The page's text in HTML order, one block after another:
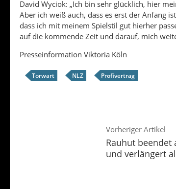
David Wyciok: „Ich bin sehr glücklich, hier
Aber ich weiß auch, dass es erst der Anfang
dass ich mit meinem Spielstil gut hierher
auf die kommende Zeit und darauf, mich
Presseinformation Viktoria Köln
Torwart NLZ Profivertrag
Vorheriger Artikel
Rauhut beendet
und verlängert